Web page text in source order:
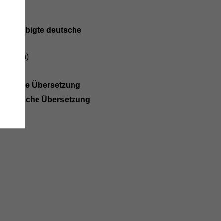
beglaubigte deutsche
Übersetzung
deutsche Übersetzung